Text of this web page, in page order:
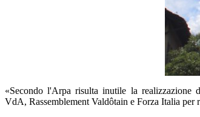
«Secondo l'Arpa risulta inutile la realizzazione
VdA, Rassemblement Valdôtain e Forza Italia per